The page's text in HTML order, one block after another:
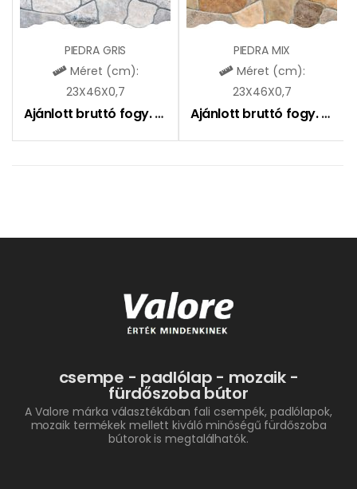
PIEDRA GRIS
Méret (cm):
23X46X0,7
Ajánlott bruttó fogy. ár: 8490Ft
PIEDRA MIX
Méret (cm):
23X46X0,7
Ajánlott bruttó fogy. ár:
csempe - padlólap - mozaik -
fürdőszoba bútor
A Valore márka választékában fali csempék, padlólapok,
mozaik termékek mellett kiváló minőségű fürdőszoba
bútorok is megtalálhatók.